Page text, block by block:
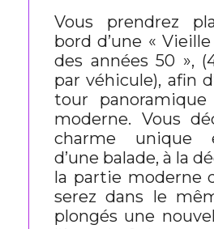
Vous prendrez
bord d’une «
des années 50 »,
par véhicule), afin
tour
moderne. Vous
charme unique
d’une balade, à la
la partie moderne
serez dans le
plongés une